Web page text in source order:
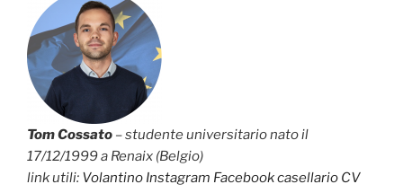
Tom Cossato – studente universitario nato il
17/12/1999 a Renaix (Belgio)
link utili: Volantino Instagram Facebookcasellario CV